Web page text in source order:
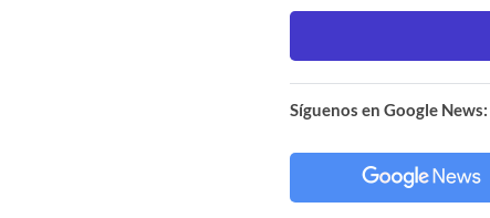
Síguenos en Google News: